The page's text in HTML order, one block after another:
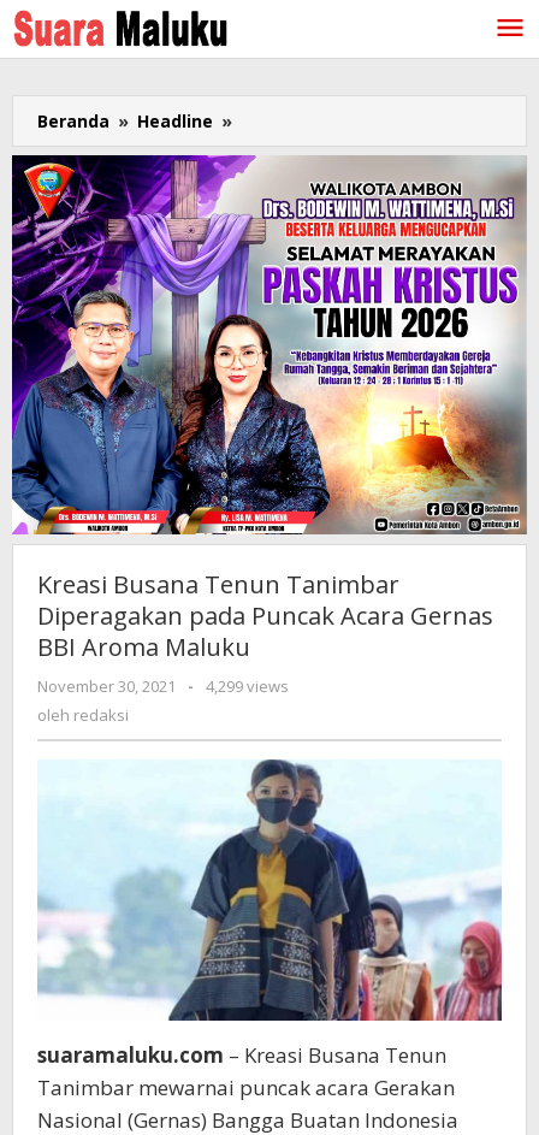
Lewati
ke
konten
Beranda » Headline »
Busana
Tenun
Tanimbar
Diperagakan
pada
Puncak
Acara
Gernas
BBI
Aroma
Maluku
Kreasi Busana Tenun Tanimbar
Diperagakan pada Puncak Acara Gernas
BBI Aroma Maluku
November 30, 2021
oleh
-
4,299 views
oleh redaksi
suaramaluku.com – Kreasi Busana Tenun
Tanimbar mewarnai puncak acara Gerakan
Nasional (Gernas) Bangga Buatan Indonesia